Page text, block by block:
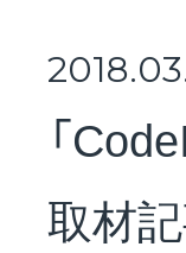
NEWS
「
取材